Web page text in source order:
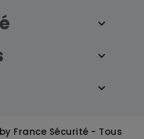
France Sécurité - Tous